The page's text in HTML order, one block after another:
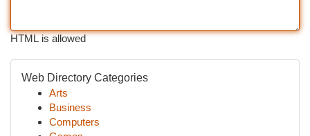
HTML is allowed
Web Directory Categories
Arts
Business
Computers